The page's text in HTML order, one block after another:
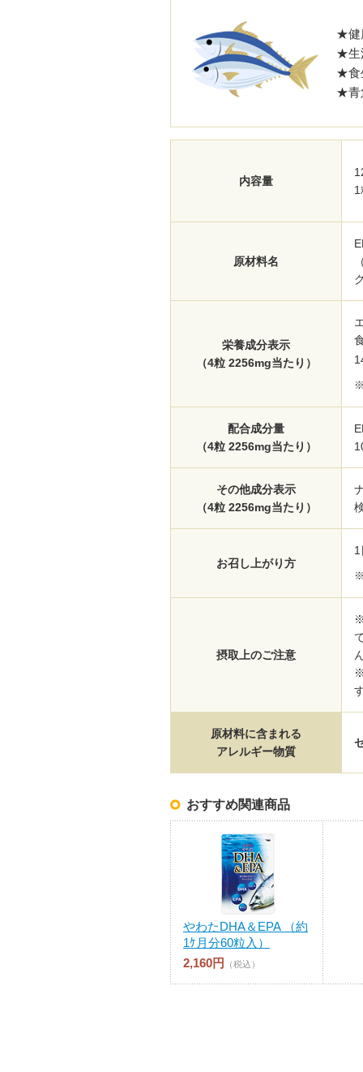
★健
★生
★食
★青
内容量
原材料名
栄養成分表示
（4粒 2256mg当たり）
配合成分量
（4粒 2256mg当たり）
その他成分表示
（4粒 2256mg当たり）
お召し上がり方
摂取上のご注意
原材料に含まれる
アレルギー物質
おすすめ関連商品
やわたDHA＆EPA （約
1ｹ月分60粒入）
2,160円
（税込）